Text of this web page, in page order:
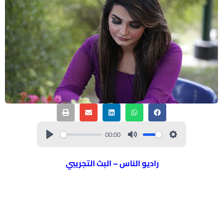
00:00
راديو الناس – البث التجريبي